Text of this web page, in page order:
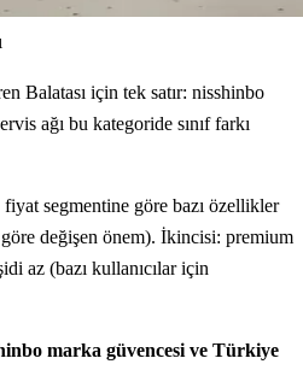
Balatası için tek satır: nisshinbo
ağı bu kategoride sınıf farkı
segmentine göre bazı özellikler
göre değişen önem). İkincisi: premium
az (bazı kullanıcılar için
marka güvencesi ve Türkiye